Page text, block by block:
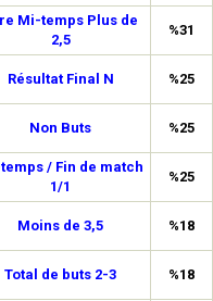
Mi-temps Plus de
2,5
%31
Résultat Final N %25
Non Buts %25
/ Fin de match
1/1
%25
Moins de 3,5 %18
Total de buts 2-3 %18